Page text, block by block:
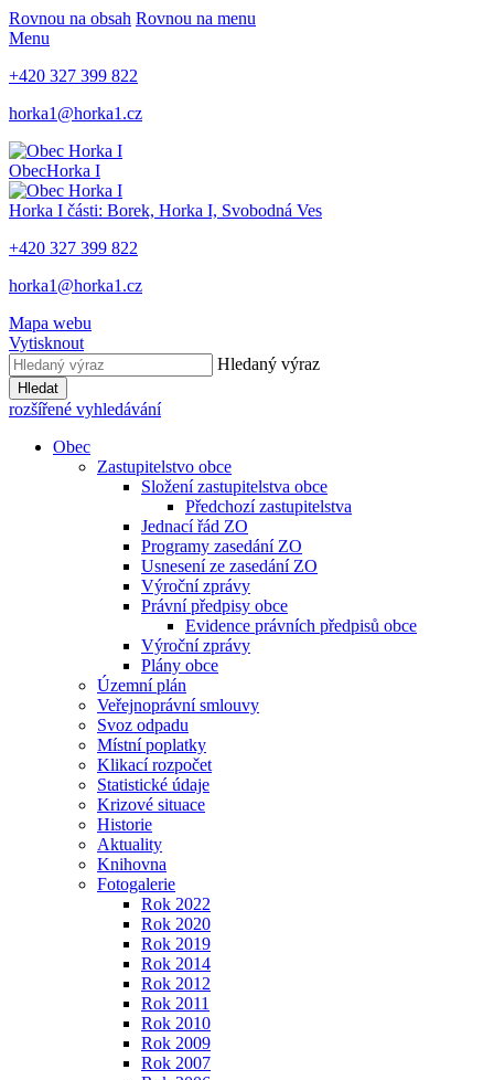
Rovnou na obsah Rovnou na menu
Menu
+420 327 399 822
horka1@horka1.cz
ObecHorka I
Horka I části: Borek, Horka I, Svobodná Ves
+420 327 399 822
horka1@horka1.cz
Mapa webu
Vytisknout
Hledaný výraz
Hledat
rozšířené vyhledávání
Obec
Zastupitelstvo obce
Složení zastupitelstva obce
Předchozí zastupitelstva
Jednací řád ZO
Programy zasedání ZO
Usnesení ze zasedání ZO
Výroční zprávy
Právní předpisy obce
Evidence právních předpisů obce
Výroční zprávy
Plány obce
Územní plán
Veřejnoprávní smlouvy
Svoz odpadu
Místní poplatky
Klikací rozpočet
Statistické údaje
Krizové situace
Historie
Aktuality
Knihovna
Fotogalerie
Rok 2022
Rok 2020
Rok 2019
Rok 2014
Rok 2012
Rok 2011
Rok 2010
Rok 2009
Rok 2007